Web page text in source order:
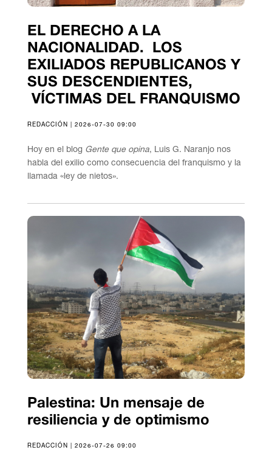
EL DERECHO A LA
NACIONALIDAD. LOS
EXILIADOS REPUBLICANOS Y
SUS DESCENDIENTES,
VÍCTIMAS DEL FRANQUISMO
REDACCIÓN | 2026-07-30 09:00
Hoy en el blog Gente que opina, Luis G. Naranjo nos
habla del exilio como consecuencia del franquismo y la
llamada «ley de nietos».
Palestina: Un mensaje de
resiliencia y de optimismo
REDACCIÓN | 2026-07-26 09:00